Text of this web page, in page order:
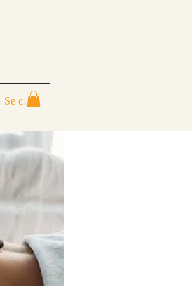
Se connecter